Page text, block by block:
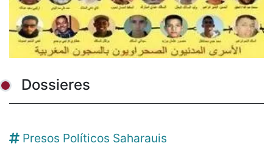
Dossieres
Presos Políticos Saharauis